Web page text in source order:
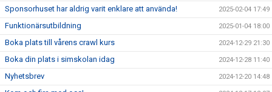
Sponsorhuset har aldrig varit enklare att använda! 2025-02-04 17:49
Funktionärsutbildning 2025-01-04 18:00
Boka plats till vårens crawl kurs 2024-12-29 21:30
Boka din plats i simskolan idag 2024-12-28 11:40
Nyhetsbrev 2024-12-20 14:48